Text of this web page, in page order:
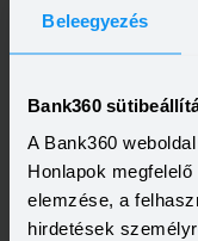
Beleegyezés
Bank360
A Bank360
Honlapok
elemzése, a
hirdetések